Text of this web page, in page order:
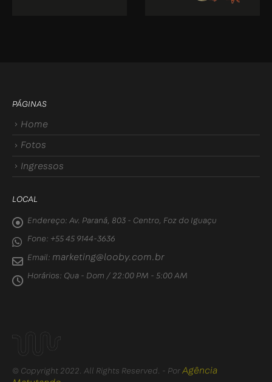
PÁGINAS
Home
Fotos
Ingressos
LOCAL
Endereço: Av. Paraná, 803 - Centro, Foz do Iguaçu
Fone: +55 45 9144-3636
Email: marketing@looby.com.br
Horários: Qua - Dom / 22:00 PM - 5:00 AM
© Copyright 2022. All Rights Reserved. - Por Agência